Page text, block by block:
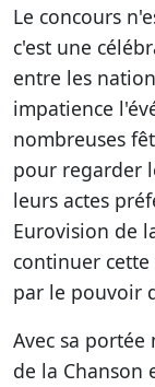
Le concours
c'est une
entre les
impatience
nombreuses
pour regarder
leurs actes
Eurovision de
continuer
par le pouvoir
Avec sa
de la Chanson